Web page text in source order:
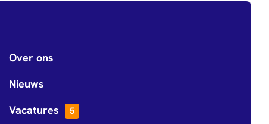
Over ons
Nieuws
Vacatures 5